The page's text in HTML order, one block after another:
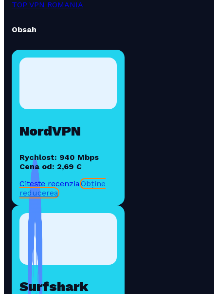
TOP VPN ROMANIA
Obsah
NordVPN
Rychlost: 940 Mbps
Cena od: 2,69 €
Citește recenziaObține
reducerea
Surfshark